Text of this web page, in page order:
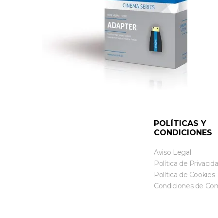
POLÍTICAS Y
CONDICIONES
Aviso Legal
Política de
Política de Cookies
Condiciones de